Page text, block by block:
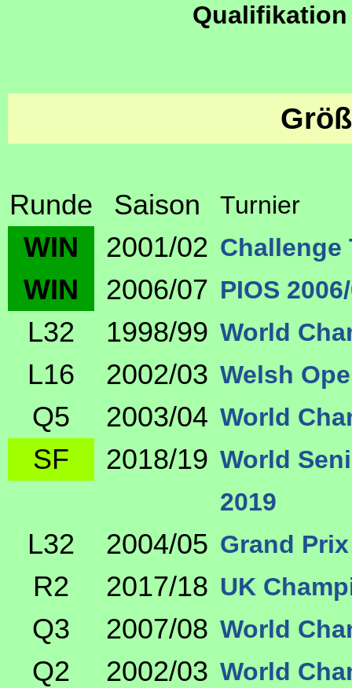
Qualifikation
Runde Saison Turnier
WIN 2001/02 Challenge
WIN 2006/07 PIOS
L32 1998/99 World
L16 2002/03 Welsh
Q5 2003/04 World
SF 2018/19 World
2019
L32 2004/05 Grand
R2 2017/18 UK
Q3 2007/08 World
Q2 2002/03 World